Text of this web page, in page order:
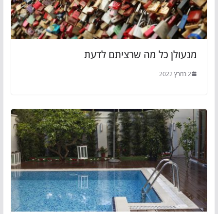
מנעולן כל מה שרציתם לדעת
2 במרץ 2022